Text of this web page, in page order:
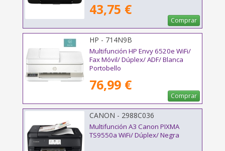
43,75 €
Comprar
HP - 714N9B
Multifunción HP Envy 6520e WiFi/
Fax Móvil/ Dúplex/ ADF/ Blanca
Portobello
76,99 €
Comprar
CANON - 2988C036
Multifunción A3 Canon PIXMA
TS9550a WiFi/ Dúplex/ Negra